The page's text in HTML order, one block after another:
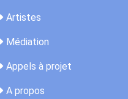
Artistes
Médiation
Appels à projet
A propos